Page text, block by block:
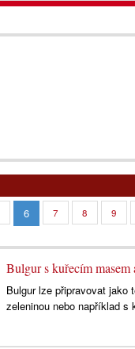
6 7 8 9
Bulgur s kuřecím
Bulgur lze připravovat
zeleninou nebo například